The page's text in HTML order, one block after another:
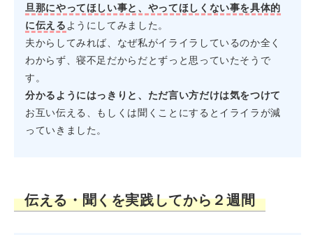
旦那にやってほしい事と、やってほしくない事を具体的
に伝える ようにしてみました。
夫からしてみれば、なぜ私がイライラしているのか全く
わからず、寝不足だからだとずっと思っていたそうで
す。
分かるようにはっきりと、ただ言い方だけは気をつけて
お互い伝える、もしくは聞くことにするとイライラが減
っていきました。
伝える・聞くを実践してから２週間